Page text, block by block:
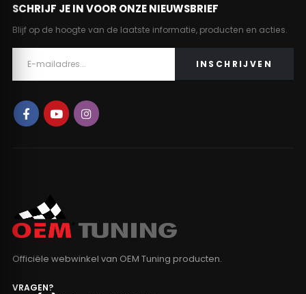
SCHRIJF JE IN VOOR ONZE NIEUWSBRIEF
Blijf op de hoogte van de laatste informatie, producten en acties.
Officiële webwinkel van OEM Tuning producten.
VRAGEN?